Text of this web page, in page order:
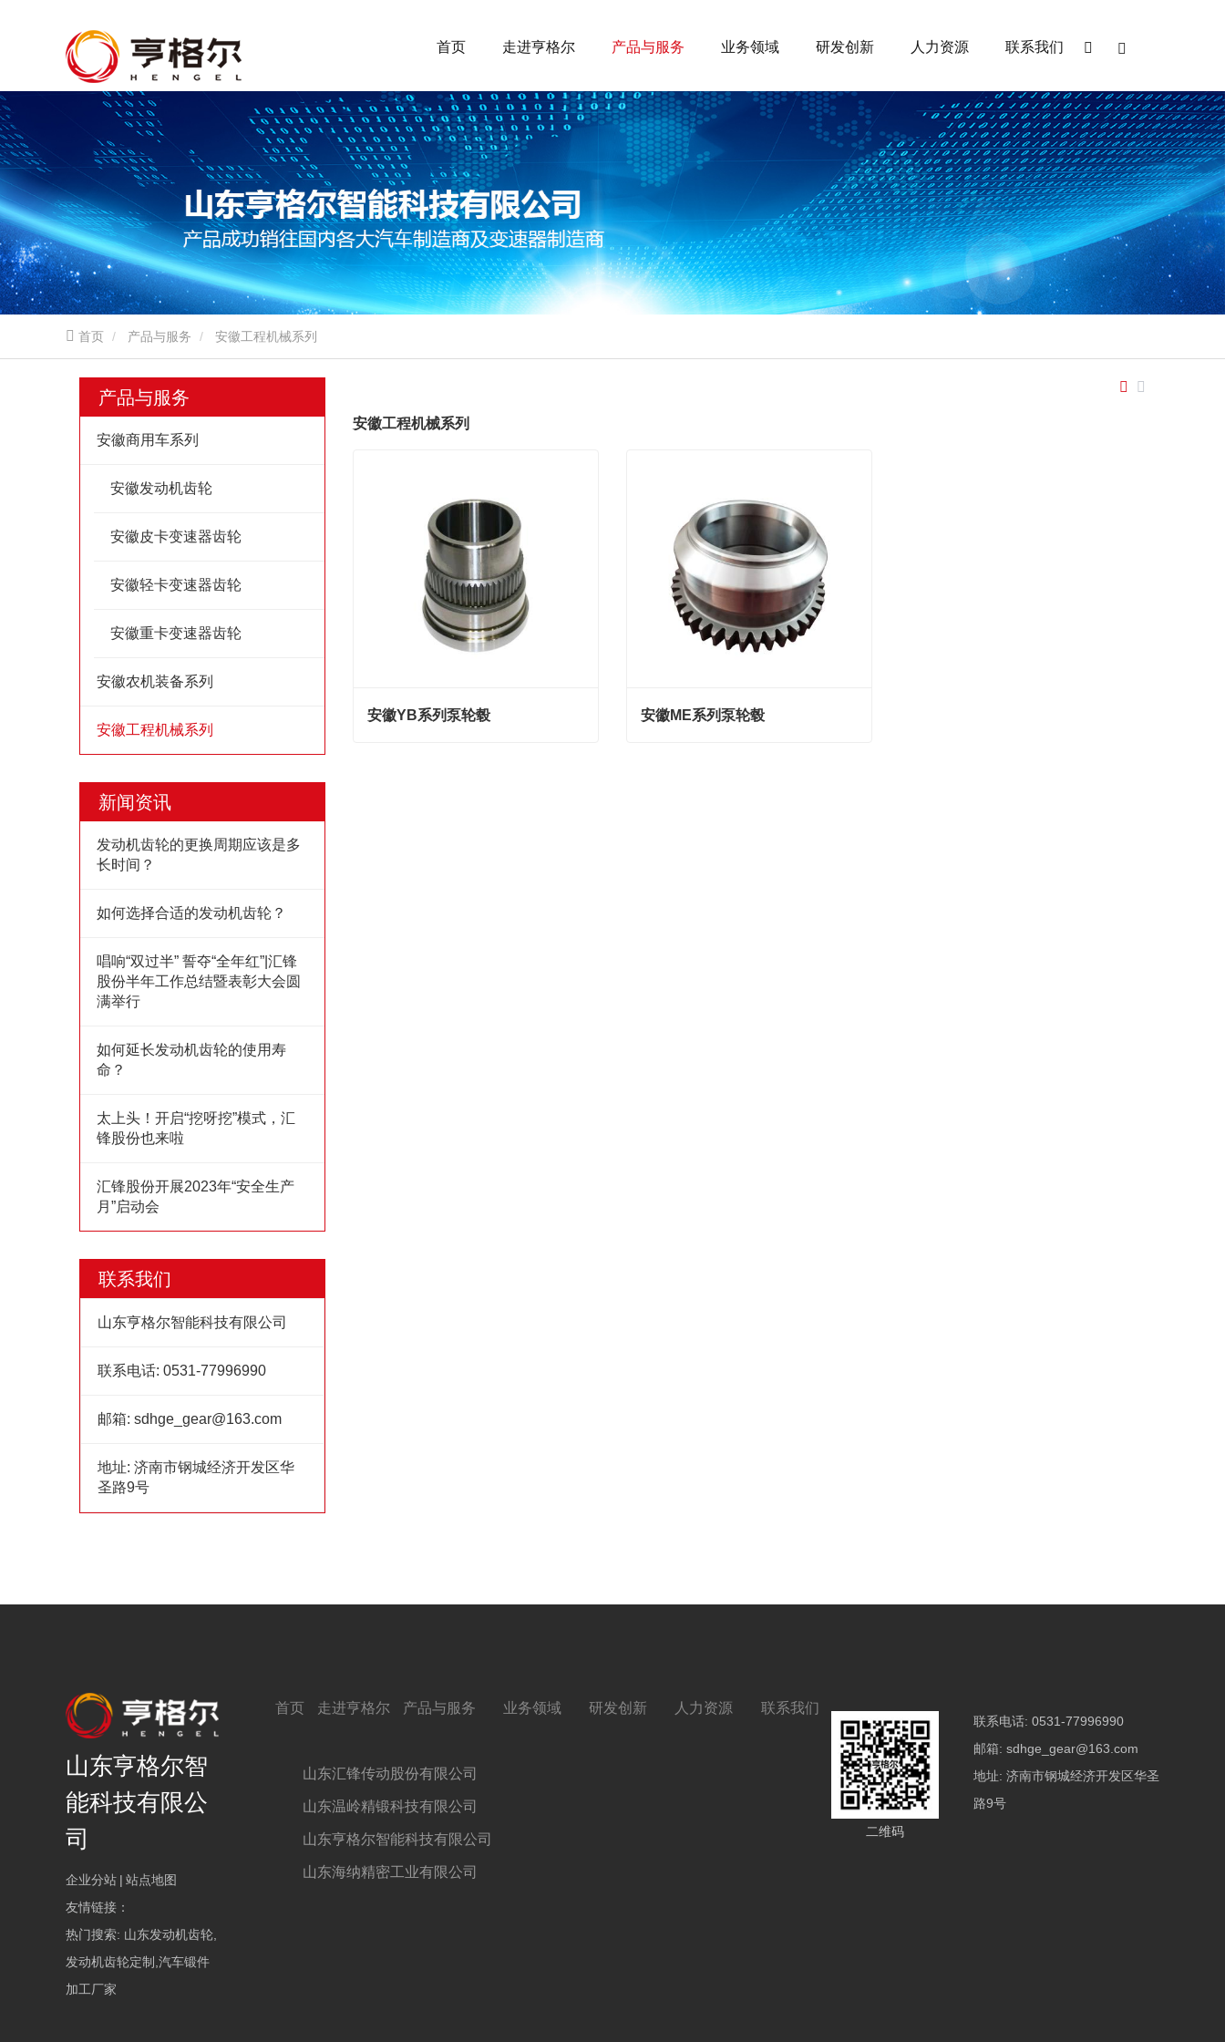
首页 走进亨格尔 产品与服务 业务领域 研发创新 人力资源 联系我们
首页 产品与服务 安徽工程机械系列
产品与服务
安徽商用车系列
安徽发动机齿轮
安徽皮卡变速器齿轮
安徽轻卡变速器齿轮
安徽重卡变速器齿轮
安徽农机装备系列
安徽工程机械系列
新闻资讯
发动机齿轮的更换周期应该是多
长时间？
如何选择合适的发动机齿轮？
唱响“双过半” 誓夺“全年红”|汇锋
股份半年工作总结暨表彰大会圆
满举行
如何延长发动机齿轮的使用寿
命？
太上头！开启“挖呀挖”模式，汇
锋股份也来啦
汇锋股份开展2023年“安全生产
月”启动会
联系我们
山东亨格尔智能科技有限公司
联系电话: 0531-77996990
邮箱: sdhge_gear@163.com
地址: 济南市钢城经济开发区华
圣路9号
安徽工程机械系列
安徽YB系列泵轮毂 安徽ME系列泵轮毂
山东亨格尔智
能科技有限公
司
企业分站 | 站点地图
友情链接：
热门搜索: 山东发动机齿轮,
发动机齿轮定制,汽车锻件
加工厂家
首页 走进亨格尔 产品与服务 业务领域 研发创新 人力资源 联系我们
山东汇锋传动股份有限公司
山东温岭精锻科技有限公司
山东亨格尔智能科技有限公司
山东海纳精密工业有限公司
二维码
联系电话: 0531-77996990
邮箱: sdhge_gear@163.com
地址: 济南市钢城经济开发区华圣
路9号